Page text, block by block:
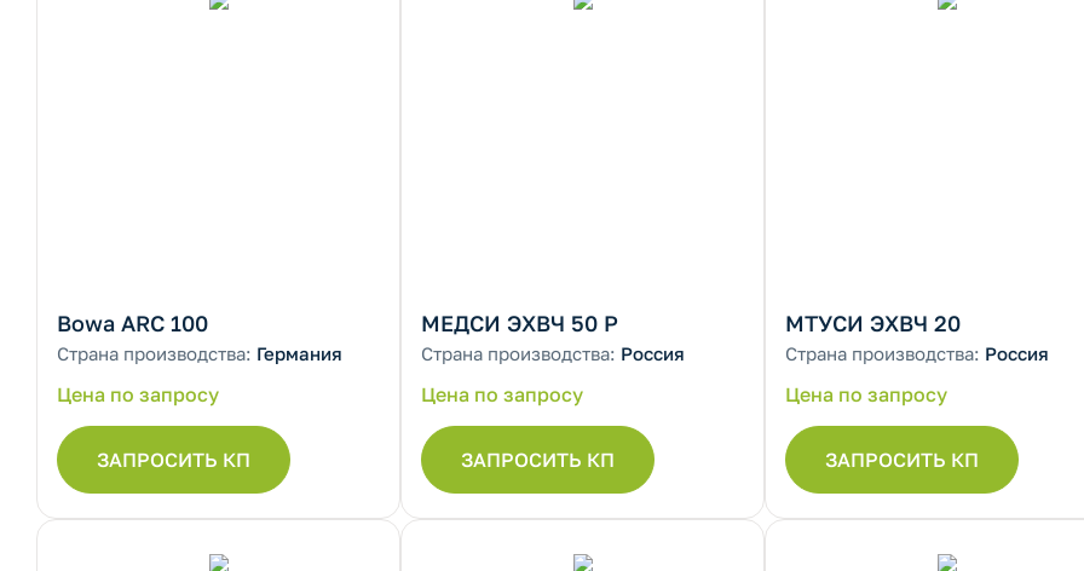
Bowa ARC 100
Страна производства: Германия
Цена по запросу
ЗАПРОСИТЬ КП
МЕДСИ ЭХВЧ 50 Р
Страна производства: Россия
Цена по запросу
ЗАПРОСИТЬ КП
МТУСИ ЭХВЧ 20
Страна производства: Россия
Цена по запросу
ЗАПРОСИТЬ КП